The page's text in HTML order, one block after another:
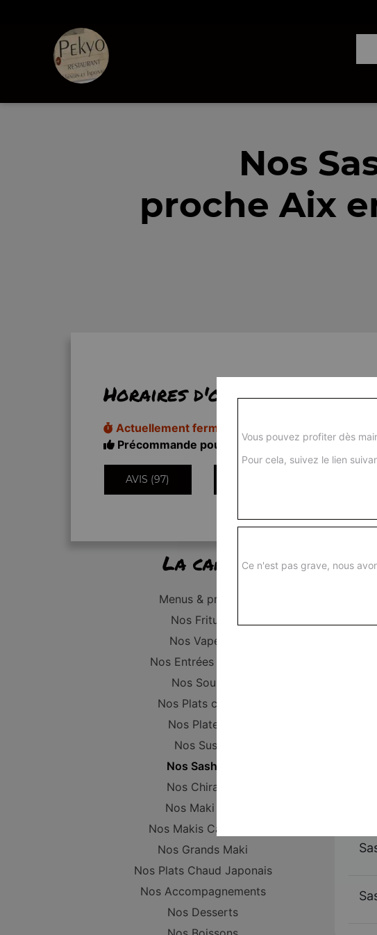
Nos
proche Aix
Horaires d'ouverture
Actuellement fermé
Précommande pour 18h50
AVIS (97)
La carte
Menus & promos
Nos Fritures
Nos Vapeurs
Nos Entrées Froides
Nos Soupes
Nos Plats chinois
Nos Plateaux
Nos Sushis
Nos Sashimis
Nos Chirashis
Nos Maki Nori
Nos Makis California
Nos Grands Maki
Nos Plats Chaud Japonais
Nos Accompagnements
Nos Desserts
Vous pouvez profiter dès
Pour cela, suivez le lien
Ce n'est pas grave, nous